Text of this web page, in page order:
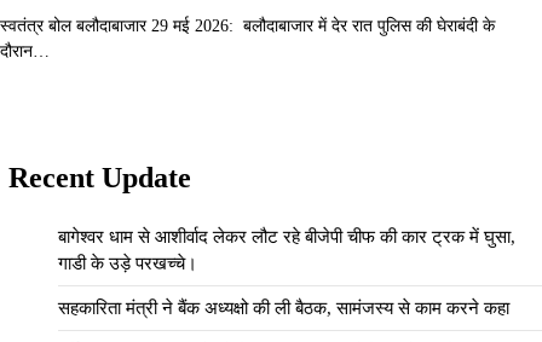
स्वतंत्र बोल बलौदाबाजार 29 मई 2026: बलौदाबाजार में देर रात पुलिस की घेराबंदी के
दौरान…
Recent Update
बागेश्वर धाम से आशीर्वाद लेकर लौट रहे बीजेपी चीफ की कार ट्रक में घुसा,
गाडी के उड़े परखच्चे।
सहकारिता मंत्री ने बैंक अध्यक्षो की ली बैठक, सामंजस्य से काम करने कहा